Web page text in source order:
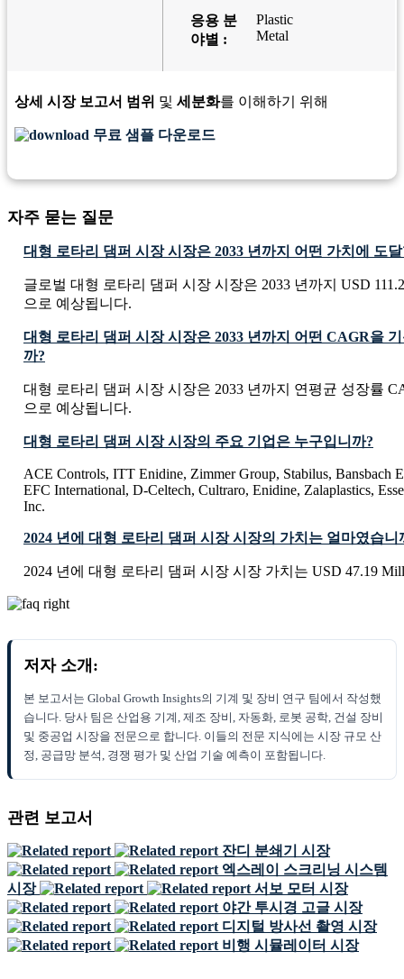
응용 분
야별 :
Plastic
Metal
상세 시장 보고서 범위 및 세분화를 이해하기 위해
무료 샘플 다운로드
자주 묻는 질문
대형 로타리 댐퍼 시장 시장은 2033 년까지 어떤 가치에 도
글로벌 대형 로타리 댐퍼 시장 시장은 2033 년까지 USD
으로 예상됩니다.
대형 로타리 댐퍼 시장 시장은 2033 년까지 어떤 CAGR을
까?
대형 로타리 댐퍼 시장 시장은 2033 년까지 연평균 성장률
으로 예상됩니다.
대형 로타리 댐퍼 시장 시장의 주요 기업은 누구입니까?
ACE Controls, ITT Enidine, Zimmer Group, Stabilus, Bansbach
EFC International, D-Celtech, Cultraro, Enidine, Zalaplastics,
Inc.
2024 년에 대형 로타리 댐퍼 시장 시장의 가치는 얼마였습니
2024 년에 대형 로타리 댐퍼 시장 시장 가치는 USD 47.19
저자 소개:
본 보고서는 Global Growth Insights의 기계 및 장비 연구 팀에서 작성했
습니다. 당사 팀은 산업용 기계, 제조 장비, 자동화, 로봇 공학, 건설 장비
및 중공업 시장을 전문으로 합니다. 이들의 전문 지식에는 시장 규모 산
정, 공급망 분석, 경쟁 평가 및 산업 기술 예측이 포함됩니다.
관련 보고서
잔디 분쇄기 시장
엑스레이 스크리닝 시스템
시장
서보 모터 시장
야간 투시경 고글 시장
디지털 방사선 촬영 시장
비행 시뮬레이터 시장